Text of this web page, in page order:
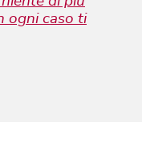
ogni caso ti